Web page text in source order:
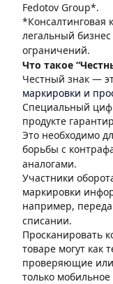
Fedotov Group*.
*Консалтинговая
легальный
ограничений.
Что такое
Честный знак —
маркировки и
Специальный
продукте
Это необходимо
борьбы с
аналогами.
Участники
маркировки
например,
списании.
Просканировать
товаре могут как
проверяющие или
только